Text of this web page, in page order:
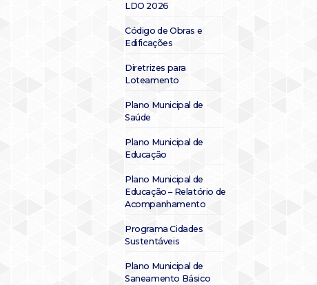
LDO 2026
Código de Obras e
Edificações
Diretrizes para
Loteamento
Plano Municipal de
Saúde
Plano Municipal de
Educação
Plano Municipal de
Educação – Relatório de
Acompanhamento
Programa Cidades
Sustentáveis
Plano Municipal de
Saneamento Básico